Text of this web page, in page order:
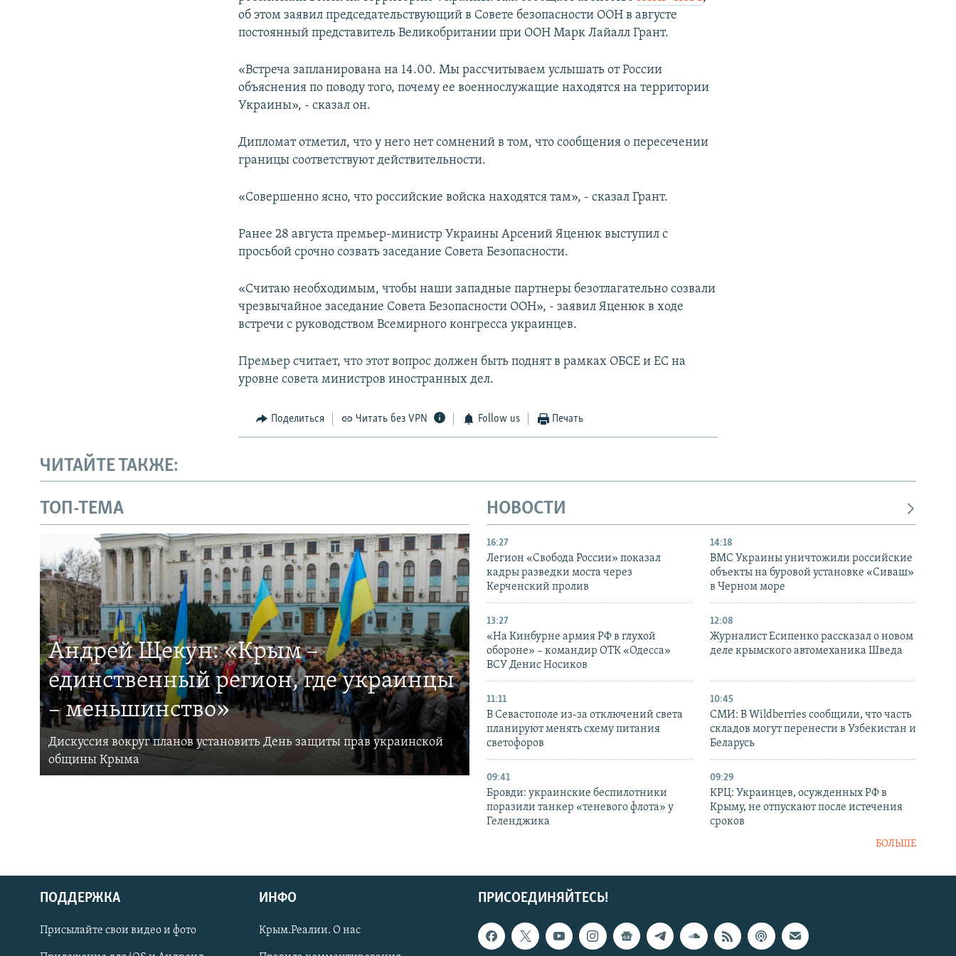
Українською
Qırımtatar
об этом заявил председательствующий в Совете безопасности ООН в августе
постоянный представитель Великобритании при ООН Марк Лайалл Грант.
«Встреча запланирована на 14.00. Мы рассчитываем услышать от России
объяснения по поводу того, почему ее военнослужащие находятся на территории
Украины», - сказал он.
Дипломат отметил, что у него нет сомнений в том, что сообщения о пересечении
границы соответствуют действительности.
«Совершенно ясно, что российские войска находятся там», - сказал Грант.
Ранее 28 августа премьер-министр Украины Арсений Яценюк выступил с
просьбой срочно созвать заседание Совета Безопасности.
«Считаю необходимым, чтобы наши западные партнеры безотлагательно созвали
чрезвычайное заседание Совета Безопасности ООН», - заявил Яценюк в ходе
встречи с руководством Всемирного конгресса украинцев.
Премьер считает, что этот вопрос должен быть поднят в рамках ОБСЕ и ЕС на
уровне совета министров иностранных дел.
Поделиться Читать без VPN Follow us Печать
ЧИТАЙТЕ ТАКЖЕ:
ТОП-ТЕМА
Андрей Щекун: «Крым –
единственный регион, где украинцы
– меньшинство»
Дискуссия вокруг планов установить День защиты прав украинской
общины Крыма
НОВОСТИ
16:27
Легион «Свобода России» показал
кадры разведки моста через
Керченский пролив
14:18
ВМС Украины уничтожили российские
объекты на буровой установке «Сиваш»
в Черном море
13:27
«На Кинбурне армия РФ в глухой
обороне» – командир ОТК «Одесса»
ВСУ Денис Носиков
12:08
Журналист Есипенко рассказал о новом
деле крымского автомеханика Шведа
11:11
В Севастополе из-за отключений света
планируют менять схему питания
светофоров
10:45
СМИ: В Wildberries сообщили, что часть
складов могут перенести в Узбекистан и
Беларусь
09:41
Бровди: украинские беспилотники
поразили танкер «теневого флота» у
Геленджика
09:29
КРЦ: Украинцев, осужденных РФ в
Крыму, не отпускают после истечения
сроков
БОЛЬШЕ
ПРИСОЕДИНЯЙТЕСЬ!
ПОДДЕРЖКА
Присылайте свои видео и фото
ИНФО
Крым.Реалии. О нас